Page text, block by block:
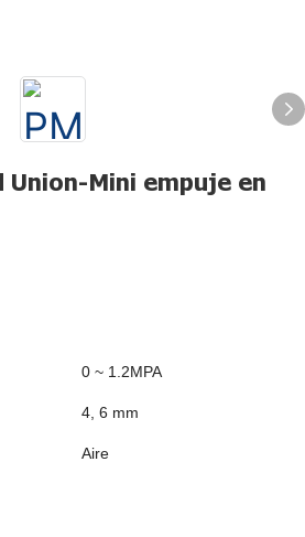
Union-Mini empuje en
0 ~ 1.2MPA
4, 6 mm
Aire